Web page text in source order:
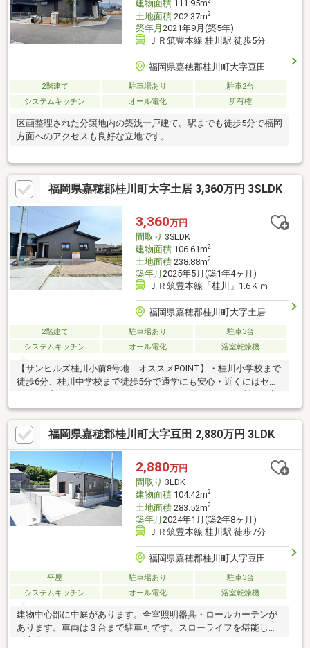
建物面積111.95m
土地面積202.37m2
築年月 2021年9月(築5年)
ＪＲ筑豊本線 桂川駅 徒歩5分
福岡県嘉穂郡桂川町大字豆田
2階建て 駐車場あり
駐車2台
システムキッチン
オール電化 所有権
区画整理された分譲地内の築浅一戸建て。駅までも徒歩5分で福岡
方面へのアクセスも良好な立地です。
福岡県嘉穂郡桂川町大字土居 3,360万円 3SLDK
3,360万円
間取り 3SLDK
建物面積106.61m2
土地面積238.88m2
築年月 2025年5月(築1年4ヶ月)
ＪＲ筑豊本線「桂川」1.6Ｋｍ
福岡県嘉穂郡桂川町大字土居
2階建て 駐車場あり
駐車3台
システムキッチン
オール電化 浴室乾燥機
【サンヒルズ桂川小前8号地 オススメPOINT】・桂川小学校まで
徒歩6分、桂川中学校まで徒歩5分で通学にも安心・近くにはセブ
設備のグレードも高く、オール電化でアイランドキッチンのため
お料理も楽しくできます♪・リビングは勾配天井で吹き抜けのよう
な開放感！シーリングファンも付いているので空調効率も高くな
ります・平屋＋多用途に使えるロフト。子ども部屋や趣味部屋な
どにも活躍します
福岡県嘉穂郡桂川町大字豆田 2,880万円 3LDK
2,880万円
間取り 3LDK
建物面積104.42m2
土地面積283.52m2
築年月 2024年1月(築2年8ヶ月)
ＪＲ筑豊本線 桂川駅 徒歩7分
福岡県嘉穂郡桂川町大字豆田
平屋 駐車場あり
駐車3台
システムキッチン
オール電化 浴室乾燥機
建物中心部に中庭があります。全室照明器具・ロールカーテンが
あります。車両は３台まで駐車可です。スローライフを堪能した